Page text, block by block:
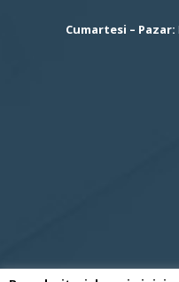
Cumartesi – Pazar: